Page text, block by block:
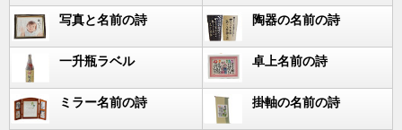
写真と名前の詩 陶器の名前の詩
一升瓶ラベル 卓上名前の詩
ミラー名前の詩 掛軸の名前の詩